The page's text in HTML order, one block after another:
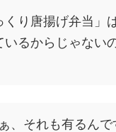
くり唐揚げ弁当」
いるからじゃない
、それも有るん